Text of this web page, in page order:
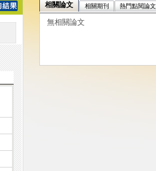
相關論文 相關期刊 熱門點閱論文
無相關論文